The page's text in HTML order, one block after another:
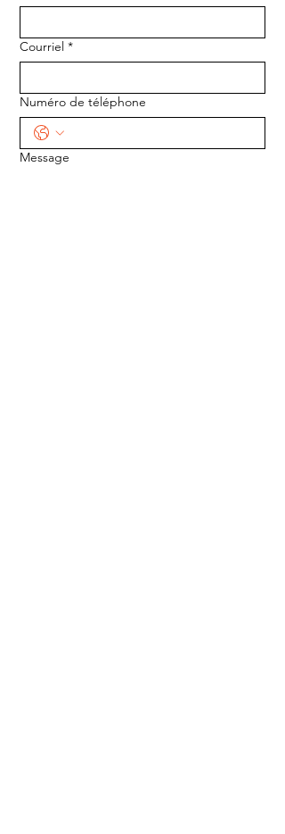
Courriel *
Numéro de téléphone
Message